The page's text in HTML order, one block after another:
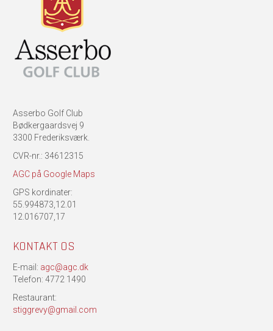
Asserbo Golf Club
Bødkergaardsvej 9
3300 Frederiksværk.
CVR-nr.: 34612315
AGC på Google Maps
GPS kordinater:
55.994873,12.01
12.016707,17
KONTAKT OS
E-mail: agc@agc.dk
Telefon: 4772 1490
Restaurant:
stiggrevy@gmail.com